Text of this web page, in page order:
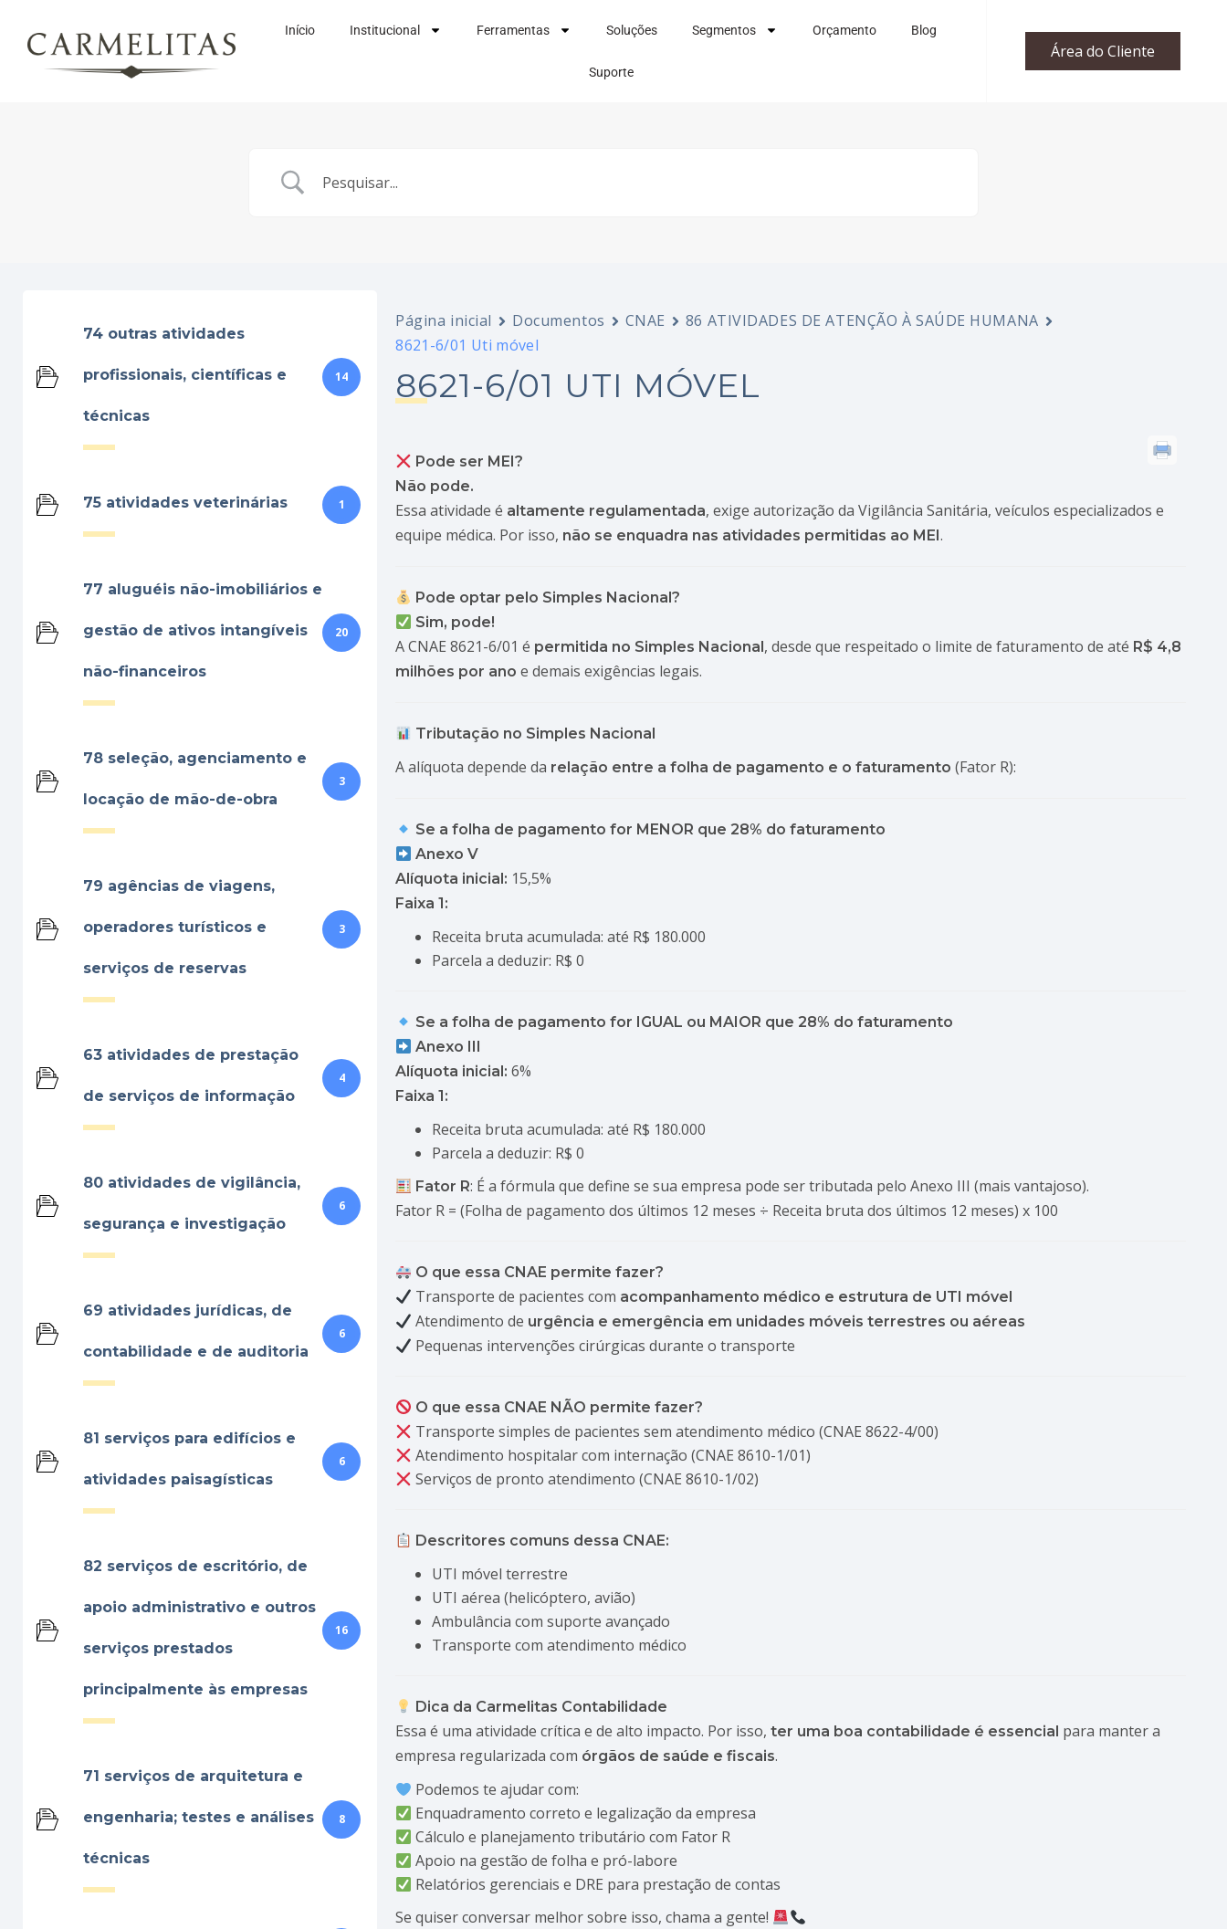
Início Institucional Ferramentas Soluções Segmentos Orçamento Blog
Suporte
Área do Cliente
74 outras atividades
profissionais, científicas e
técnicas
14
75 atividades veterinárias 1
77 aluguéis não-imobiliários e
gestão de ativos intangíveis
não-financeiros
20
78 seleção, agenciamento e
locação de mão-de-obra
3
79 agências de viagens,
operadores turísticos e
serviços de reservas
3
63 atividades de prestação
de serviços de informação
4
80 atividades de vigilância,
segurança e investigação
6
69 atividades jurídicas, de
contabilidade e de auditoria
6
81 serviços para edifícios e
atividades paisagísticas
6
82 serviços de escritório, de
apoio administrativo e outros
serviços prestados
principalmente às empresas
16
71 serviços de arquitetura e
engenharia; testes e análises
técnicas
8
Página inicial Documentos CNAE
86 ATIVIDADES DE ATENÇÃO À SAÚDE HUMANA
8621-6/01 Uti móvel
8621-6/01 UTI MÓVEL
Pode ser MEI?
Não pode.
Essa atividade é altamente regulamentada, exige autorização da Vigilância Sanitária, veículos especializados e
equipe médica. Por isso, não se enquadra nas atividades permitidas ao MEI.
Pode optar pelo Simples Nacional?
Sim, pode!
A CNAE 8621-6/01 é permitida no Simples Nacional, desde que respeitado o limite de faturamento de até R$ 4,8
milhões por ano e demais exigências legais.
Tributação no Simples Nacional
A alíquota depende da relação entre a folha de pagamento e o faturamento (Fator R):
Se a folha de pagamento for MENOR que 28% do faturamento
Anexo V
Alíquota inicial: 15,5%
Faixa 1:
Receita bruta acumulada: até R$ 180.000
Parcela a deduzir: R$ 0
Se a folha de pagamento for IGUAL ou MAIOR que 28% do faturamento
Anexo III
Alíquota inicial: 6%
Faixa 1:
Receita bruta acumulada: até R$ 180.000
Parcela a deduzir: R$ 0
Fator R: É a fórmula que define se sua empresa pode ser tributada pelo Anexo III (mais vantajoso).
Fator R = (Folha de pagamento dos últimos 12 meses ÷ Receita bruta dos últimos 12 meses) x 100
O que essa CNAE permite fazer?
Transporte de pacientes com acompanhamento médico e estrutura de UTI móvel
Atendimento de urgência e emergência em unidades móveis terrestres ou aéreas
Pequenas intervenções cirúrgicas durante o transporte
O que essa CNAE NÃO permite fazer?
Transporte simples de pacientes sem atendimento médico (CNAE 8622-4/00)
Atendimento hospitalar com internação (CNAE 8610-1/01)
Serviços de pronto atendimento (CNAE 8610-1/02)
Descritores comuns dessa CNAE:
UTI móvel terrestre
UTI aérea (helicóptero, avião)
Ambulância com suporte avançado
Transporte com atendimento médico
Dica da Carmelitas Contabilidade
Essa é uma atividade crítica e de alto impacto. Por isso,ter uma boa contabilidade é essencial para manter a
empresa regularizada com órgãos de saúde e fiscais.
Podemos te ajudar com:
Enquadramento correto e legalização da empresa
Cálculo e planejamento tributário com Fator R
Apoio na gestão de folha e pró-labore
Relatórios gerenciais e DRE para prestação de contas
Se quiser conversar melhor sobre isso, chama a gente!